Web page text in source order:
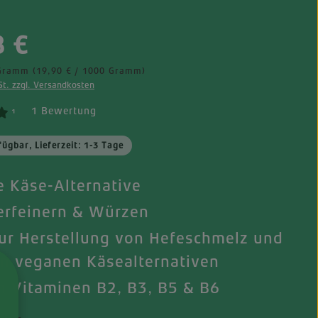
€
(19,90 € / 1000 Gramm)
zzgl. Versandkosten
¹ 1 Bewertung
Käse-Alternative
& Würzen
Herstellung von Hefeschmelz und
veganen Käsealternativen
Vitaminen B2, B3, B5 & B6
Lieferzeit: 1-3 Tage